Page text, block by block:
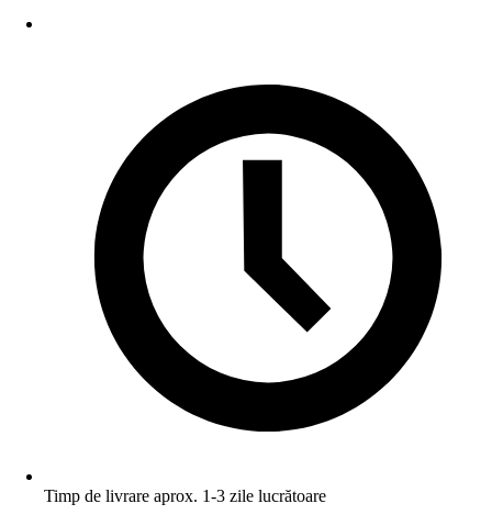
Timp de livrare aprox. 1-3 zile lucrătoare